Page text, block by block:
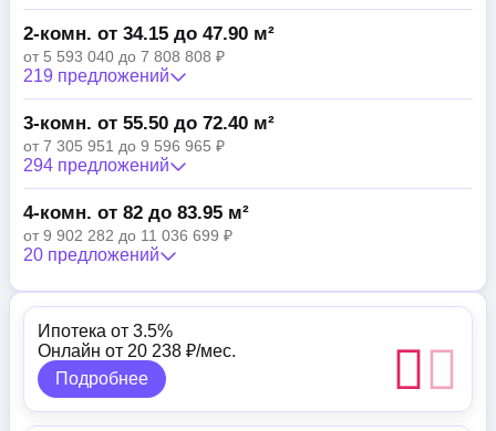
2-комн. от 34.15 до 47.90 м²
от 5 593 040 до 7 808 808 ₽
219 предложений
3-комн. от 55.50 до 72.40 м²
от 7 305 951 до 9 596 965 ₽
294 предложений
4-комн. от 82 до 83.95 м²
от 9 902 282 до 11 036 699 ₽
20 предложений
Ипотека от 3.5%
Онлайн от 20 238 ₽/мес.
Подробнее